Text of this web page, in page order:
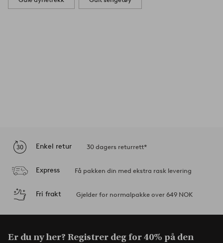
Enkel retur 30 dagers returrett*
Express Få pakken din med ekstra rask levering
Fri frakt Gjelder for normalpakke over 649 NOK
Er du ny her? Registrer deg for 40% på den